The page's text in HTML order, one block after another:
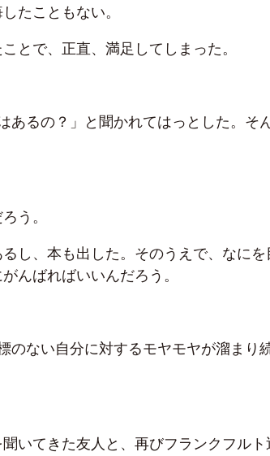
たこともない。
とで、正直、満足してしまった。
あるの？」と聞かれてはっとした。そ
う。
し、本も出した。そのうえで、なにを
んばればいいんだろう。
のない自分に対するモヤモヤが溜まり
いてきた友人と、再びフランクフルト